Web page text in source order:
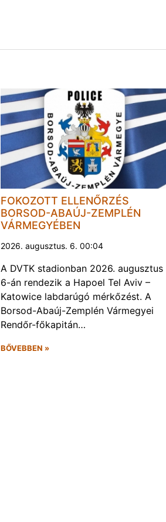
FOKOZOTT ELLENŐRZÉS
BORSOD-ABAÚJ-ZEMPLÉN
VÁRMEGYÉBEN
2026. augusztus. 6. 00:04
A DVTK stadionban 2026. augusztus
6-án rendezik a Hapoel Tel Aviv –
Katowice labdarúgó mérkőzést. A
Borsod-Abaúj-Zemplén Vármegyei
Rendőr-főkapitán…
BŐVEBBEN »